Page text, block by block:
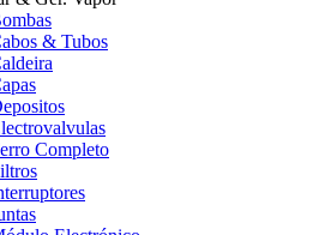
& Tubos
Completo